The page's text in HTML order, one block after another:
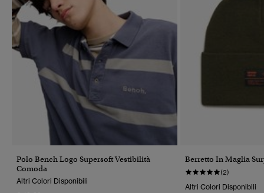
Polo Bench Logo Supersoft Vestibilità
Comoda
Altri Colori Disponibili
Berretto In Maglia
(2)
Altri Colori Disponibili